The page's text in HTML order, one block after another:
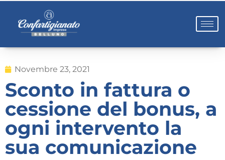
Novembre 23, 2021
Sconto in fattura o
cessione del bonus, a
ogni intervento la
sua comunicazione